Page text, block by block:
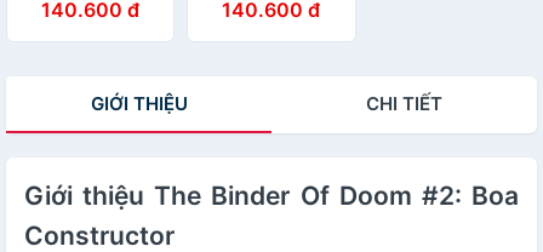
Sneeze Of The
Octo-Schnozz
140.600 đ
Of The
Vanderpants
140.600 đ
GIỚI THIỆU CHI TIẾT
Giới thiệu The Binder Of Doom #2: Boa
Constructor